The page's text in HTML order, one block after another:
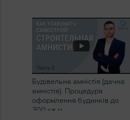
Будівельна амністія (дачна
амністія). Процедура
оформлення будинків до
300 кв.м